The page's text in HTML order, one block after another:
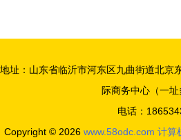
方位招生
地址：山东省临沂市河东区九曲街道北京
际商务中心（一址
电话：
Copyright © 2026 www.58odc.com 计算